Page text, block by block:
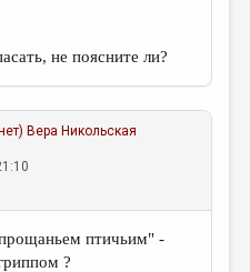
не поясните ли?
Вера Никольская
птичьим" -
?